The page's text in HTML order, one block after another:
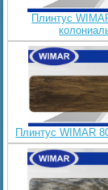
Плинтус
Плинтус WIMAR